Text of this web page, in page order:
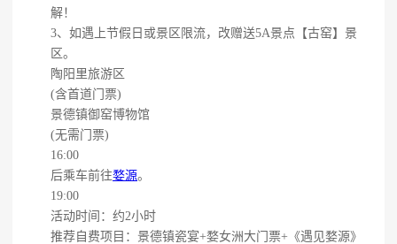
解！
3、如遇上节假日或景区限流，改赠送5A景点【古窑】景
区。
陶阳里旅游区
(含首道门票)
景德镇御窑博物馆
(无需门票)
16:00
后乘车前往婺源。
19:00
活动时间：约2小时
推荐自费项目：景德镇瓷宴+婺女洲大门票+《遇见婺源》